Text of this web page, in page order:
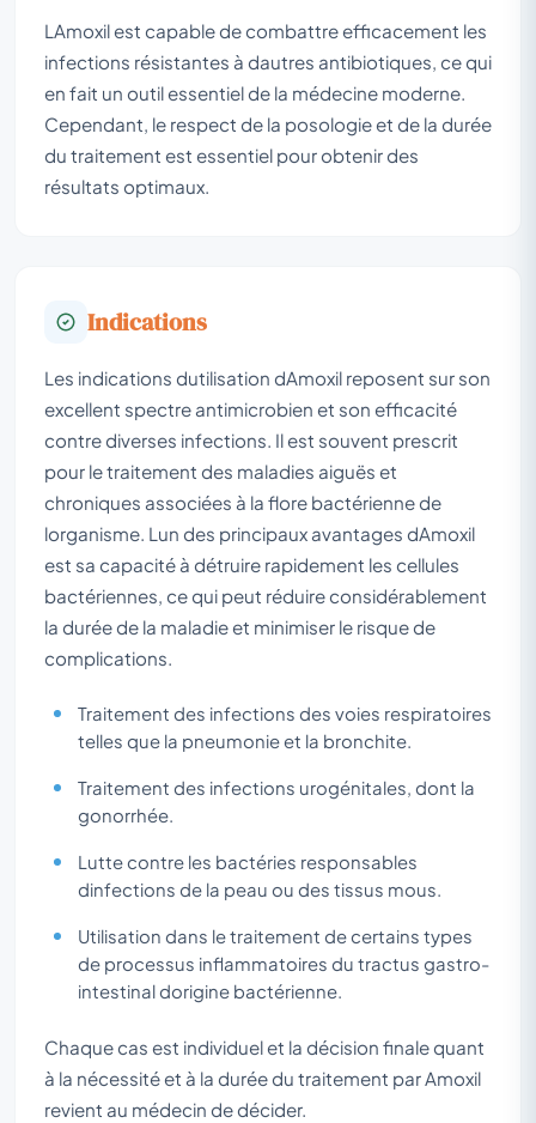
LAmoxil est capable de combattre efficacement les
infections résistantes à dautres antibiotiques, ce qui
en fait un outil essentiel de la médecine moderne.
Cependant, le respect de la posologie et de la durée
du traitement est essentiel pour obtenir des
résultats optimaux.
Indications
Les indications dutilisation dAmoxil reposent sur son
excellent spectre antimicrobien et son efficacité
contre diverses infections. Il est souvent prescrit
pour le traitement des maladies aiguës et
chroniques associées à la flore bactérienne de
lorganisme. Lun des principaux avantages dAmoxil
est sa capacité à détruire rapidement les cellules
bactériennes, ce qui peut réduire considérablement
la durée de la maladie et minimiser le risque de
complications.
Traitement des infections des voies respiratoires
telles que la pneumonie et la bronchite.
Traitement des infections urogénitales, dont la
gonorrhée.
Lutte contre les bactéries responsables
dinfections de la peau ou des tissus mous.
Utilisation dans le traitement de certains types
de processus inflammatoires du tractus gastro-
intestinal dorigine bactérienne.
Chaque cas est individuel et la décision finale quant
à la nécessité et à la durée du traitement par Amoxil
revient au médecin de décider.